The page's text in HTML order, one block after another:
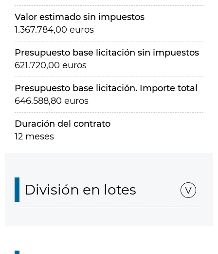
Valor estimado sin impuestos
1.367.784,00 euros
Presupuesto base licitación sin impuestos
621.720,00 euros
Presupuesto base licitación. Importe total
646.588,80 euros
Duración del contrato
12 meses
División en lotes